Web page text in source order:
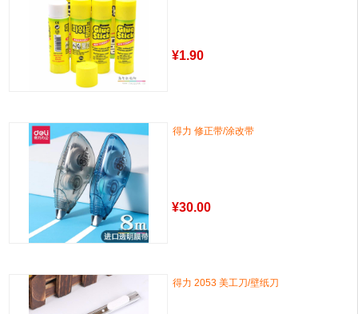
¥1.90
得力 修正带/涂改带
¥30.00
得力 2053 美工刀/壁纸刀